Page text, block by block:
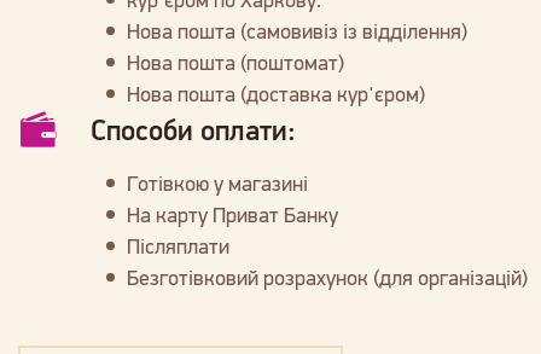
Нова пошта (самовивіз із відділення)
Нова пошта (поштомат)
Нова пошта (доставка кур'єром)
Способи оплати:
Готівкою у магазині
На карту Приват Банку
Післяплати
Безготівковий розрахунок (для організацій)